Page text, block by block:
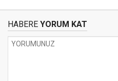
HABERE YORUM KAT